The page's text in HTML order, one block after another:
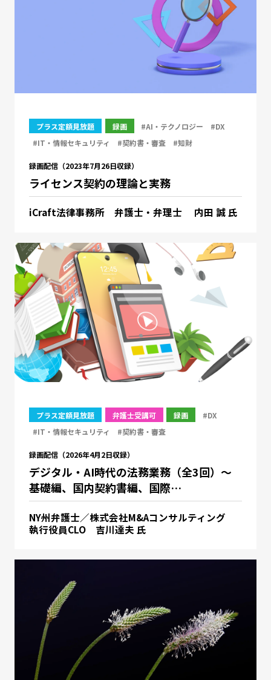
プラス定額見放題 録画 #AI・テクノロジー
#DX
#IT・情報セキュリティ
#契約書・審査 #知財
録画配信（2023年7月26日収録）
ライセンス契約の理論と実務
iCraft法律事務所 弁護士・弁理士 内田 誠 氏
プラス定額見放題 弁護士受講可 録画
#DX
#IT・情報セキュリティ
#契約書・審査
録画配信（2026年4月2日収録）
デジタル・AI時代の法務業務（全3回）～
基礎編、国内契約書編、国際…
NY州弁護士／株式会社M&Aコンサルティング
執行役員CLO 吉川達夫 氏